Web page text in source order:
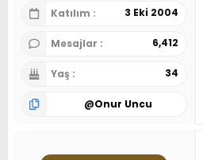
Katılım
3 Eki 2004
Mesajlar 6,412
Yaş 34
@Onur Uncu